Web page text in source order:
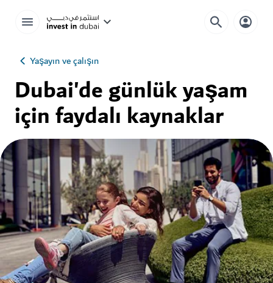
Yaşayın ve çalışın
Dubai'de günlük yaşam
için faydalı kaynaklar